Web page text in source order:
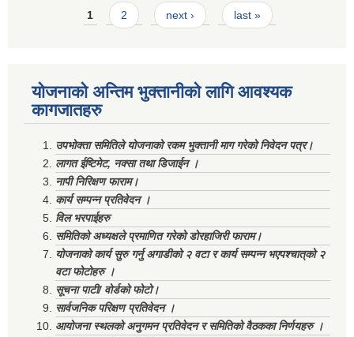
Pages1 2 next › last »
योजनाको अन्तिम भुक्तानीको लागि आवश्यक
कागजातहरु
उपभोक्ता समितिले योजनाको रकम भुक्तानी माग गरेको निवेदन पत्र।
लागत ईष्टिमेट, नक्सा तथा डिजाईन ।
नापी निरिक्षण फाराम।
कार्य सम्पन्न प्रतिवेदन ।
विल भरपाईहरु
समितिको अध्यक्षले प्रमाणित गरेको डोरहाजिरी फाराम।
योजनाको कार्य सुरु गर्नु अगाडीको २ वटा र कार्य सम्पन्न भएपश्चात्‌को २
वटा फोटोहरु ।
सूचना पाटी/ वोर्डको फोटो।
सार्वजनिक परिक्षण प्रतिवेदन ।
आयोजना स्थलको अनुगमन प्रतिवेदन र समितिको वैठकका निर्णयहरु ।